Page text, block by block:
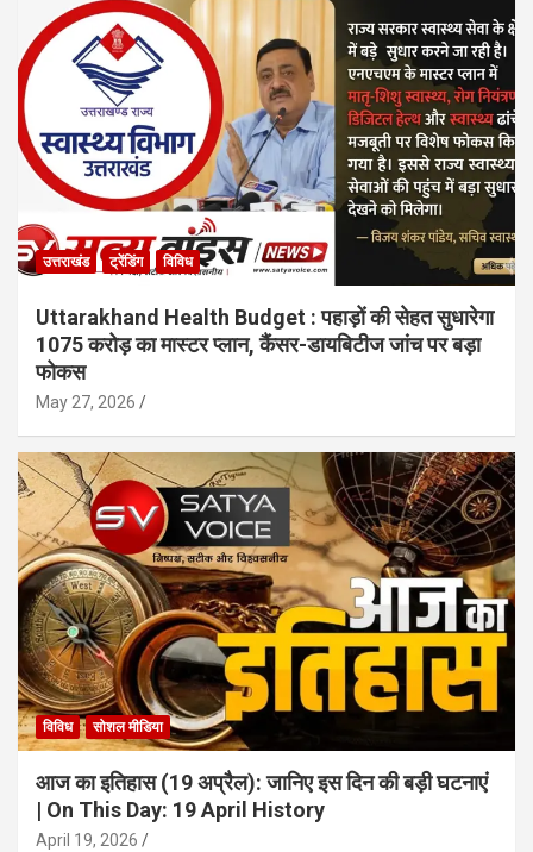
उत्तराखंड ट्रेंडिंग विविध
Uttarakhand Health Budget : पहाड़ों की सेहत सुधारेगा
1075 करोड़ का मास्टर प्लान, कैंसर-डायबिटीज जांच पर बड़ा
फोकस
May 27, 2026
विविध सोशल मीडिया
आज का इतिहास (19 अप्रैल): जानिए इस दिन की बड़ी घटनाएं
| On This Day: 19 April History
April 19, 2026